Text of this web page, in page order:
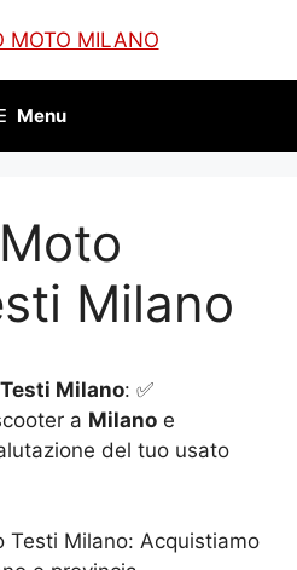
Menu
Milano
Milano: ✅
a Milano e
del tuo usato